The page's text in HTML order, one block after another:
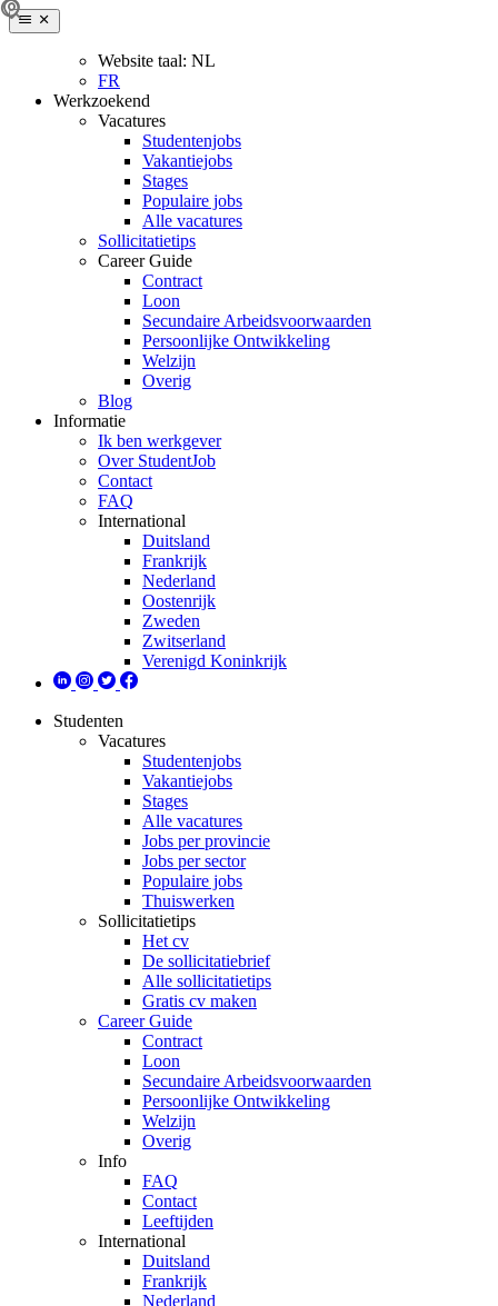
Website taal: NL
FR
Werkzoekend
Vacatures
Studentenjobs
Vakantiejobs
Stages
Populaire jobs
Alle vacatures
Sollicitatietips
Career Guide
Contract
Loon
Secundaire Arbeidsvoorwaarden
Persoonlijke Ontwikkeling
Welzijn
Overig
Blog
Informatie
Ik ben werkgever
Over StudentJob
Contact
FAQ
International
Duitsland
Frankrijk
Nederland
Oostenrijk
Zweden
Zwitserland
Verenigd Koninkrijk
Studenten
Vacatures
Studentenjobs
Vakantiejobs
Stages
Alle vacatures
Jobs per provincie
Jobs per sector
Populaire jobs
Thuiswerken
Sollicitatietips
Het cv
De sollicitatiebrief
Alle sollicitatietips
Gratis cv maken
Career Guide
Contract
Loon
Secundaire Arbeidsvoorwaarden
Persoonlijke Ontwikkeling
Welzijn
Overig
Info
FAQ
Contact
Leeftijden
International
Duitsland
Frankrijk
Nederland